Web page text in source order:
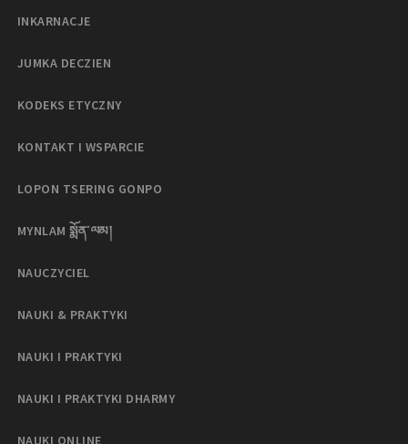
INKARNACJE
JUMKA DECZIEN
KODEKS ETYCZNY
KONTAKT I WSPARCIE
LOPON TSERING GONPO
MYNLAM སྨོན་ལམ།
NAUCZYCIEL
NAUKI & PRAKTYKI
NAUKI I PRAKTYKI
NAUKI I PRAKTYKI DHARMY
NAUKI ONLINE